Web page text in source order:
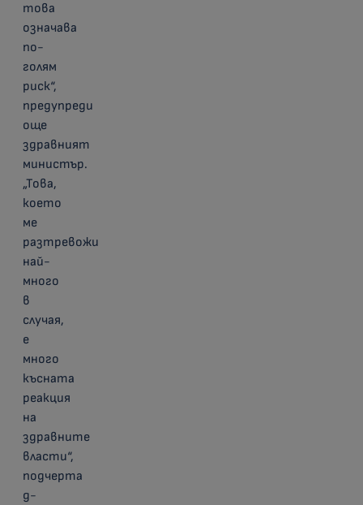
това
означава
по-
голям
риск“,
предупреди
още
здравният
министър.
„Това,
което
ме
разтревожи
най-
много
в
случая,
е
много
късната
реакция
на
здравните
власти“,
подчерта
д-